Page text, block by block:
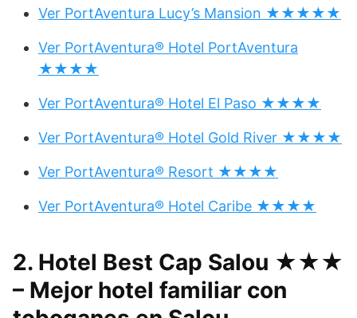
Ver PortAventura Lucy’s Mansion ★★★★★
Ver PortAventura® Hotel PortAventura
★★★★
Ver PortAventura® Hotel El Paso ★★★★
Ver PortAventura® Hotel Gold River ★★★★
Ver PortAventura® Resort ★★★★
Ver PortAventura® Hotel Caribe ★★★★
2. Hotel Best Cap Salou ★★★
– Mejor hotel familiar con